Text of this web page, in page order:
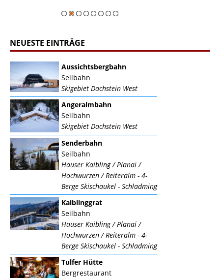
NEUESTE EINTRÄGE
Aussichtsbergbahn
Seilbahn
Skigebiet Dachstein West
Angeralmbahn
Seilbahn
Skigebiet Dachstein West
Senderbahn
Seilbahn
Hauser Kaibling / Planai /
Hochwurzen / Reiteralm - 4-
Berge Skischaukel - Schladming
Kaiblinggrat
Seilbahn
Hauser Kaibling / Planai /
Hochwurzen / Reiteralm - 4-
Berge Skischaukel - Schladming
Tulfer Hütte
Bergrestaurant